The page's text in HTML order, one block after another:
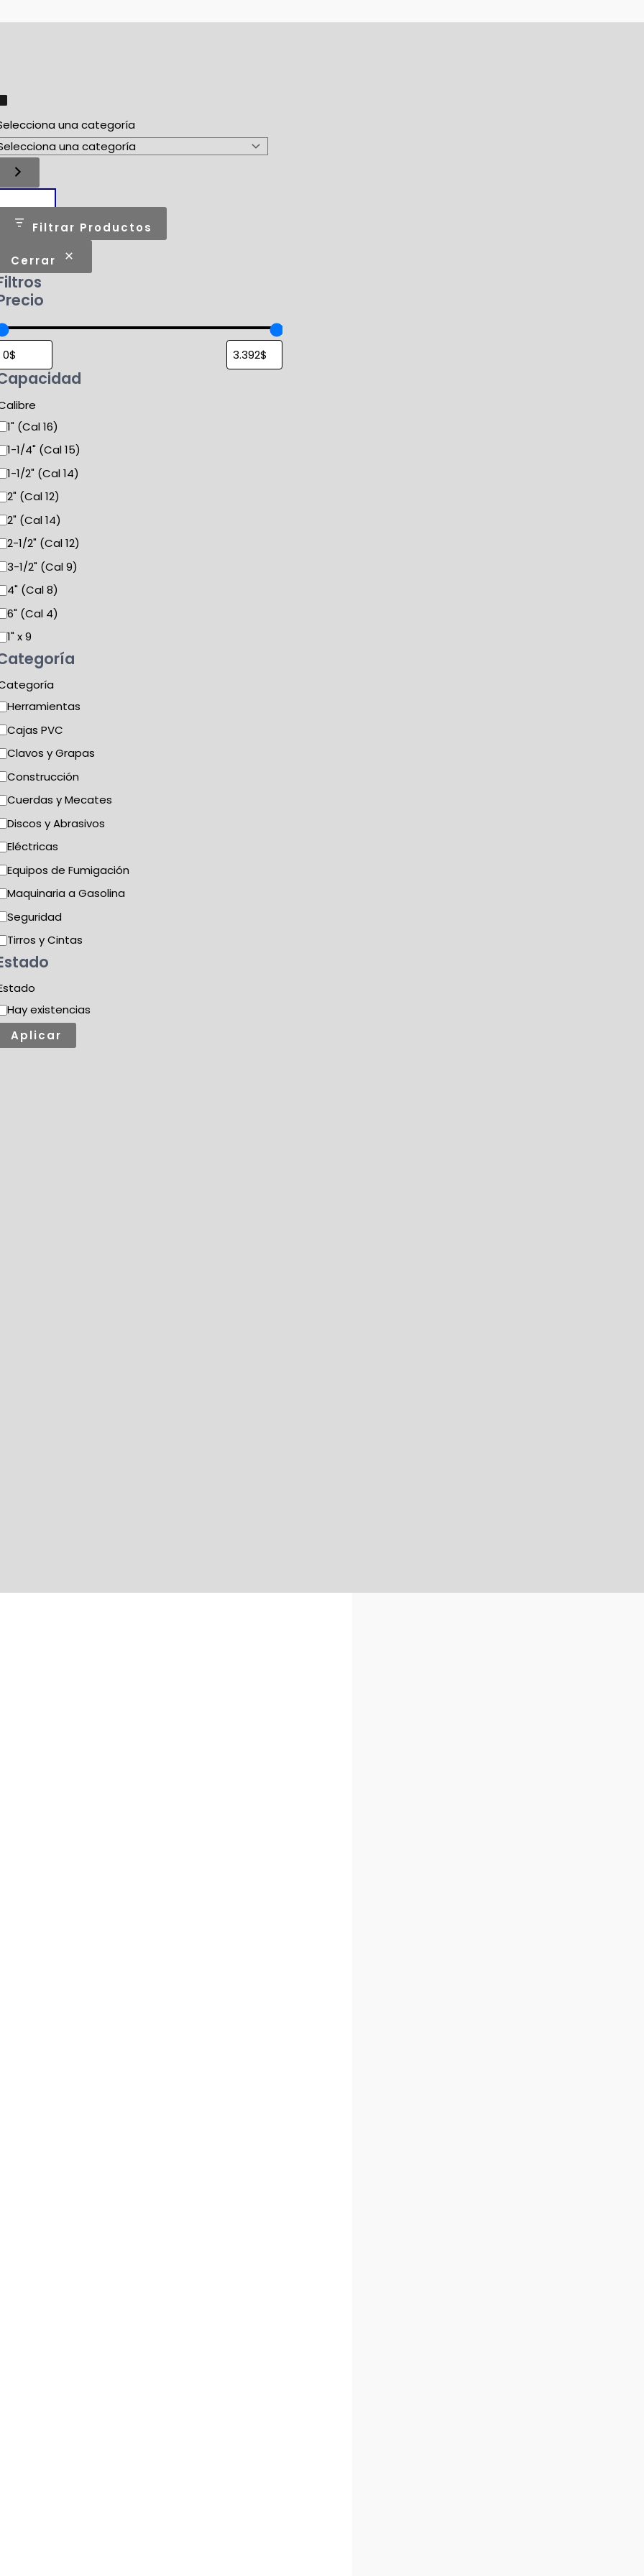
una categoría
Filtrar Productos
Cerrar
1" (Cal 16)
1-1/4" (Cal 15)
1-1/2" (Cal 14)
2" (Cal 12)
2" (Cal 14)
2-1/2" (Cal 12)
3-1/2" (Cal 9)
4" (Cal 8)
6" (Cal 4)
1" x 9
Herramientas
Cajas PVC
Clavos y Grapas
Construcción
Cuerdas y Mecates
Discos y Abrasivos
Eléctricas
Equipos de Fumigación
Maquinaria a Gasolina
Seguridad
Tirros y Cintas
Hay existencias
Aplicar